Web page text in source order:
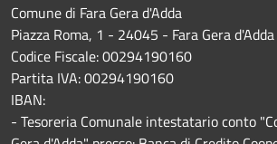
Comune di Fara Gera d'Adda
Piazza Roma, 1 - 24045 - Fara Gera d'Adda
Codice Fiscale: 00294190160
Partita IVA: 00294190160
IBAN:
- Tesoreria Comunale intestatario conto